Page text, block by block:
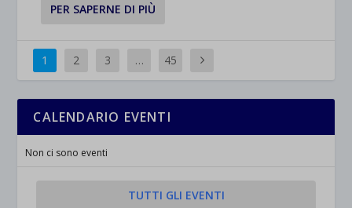
PER SAPERNE DI PIÙ
1 2 3 … 45
CALENDARIO EVENTI
Non ci sono eventi
TUTTI GLI EVENTI